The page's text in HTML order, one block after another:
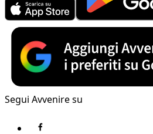
Segui Avvenire su